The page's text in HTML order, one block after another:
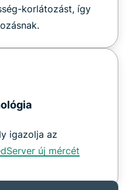
korlátozást, így
igazolja az
új mércét